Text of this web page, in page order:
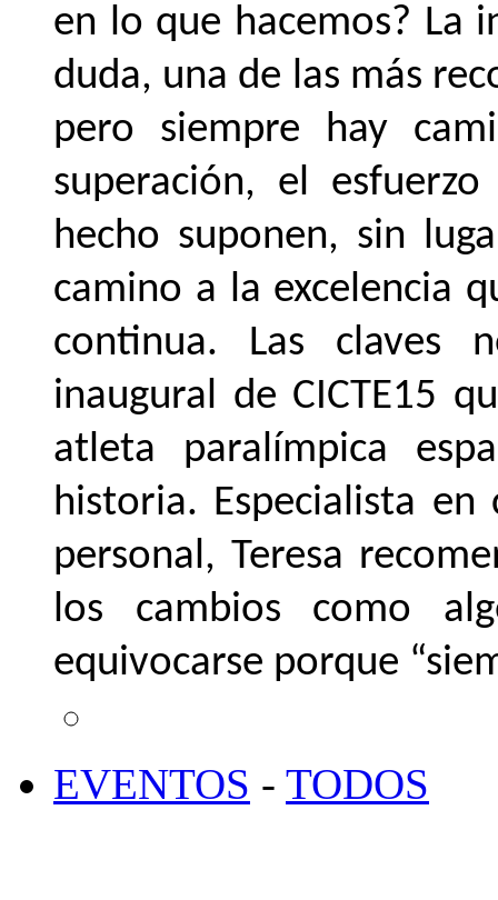
en lo que hacemos? La
duda, una de las más
pero siempre hay
superación, el
hecho suponen, sin
camino a la excelencia
continua. Las claves
inaugural de CICTE15
atleta paralímpica
historia. Especialista
personal, Teresa
los cambios como
equivocarse porque
EVENTOS - TODOS